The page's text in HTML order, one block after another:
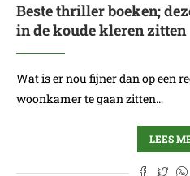
Beste thriller boeken;
in de koude kleren zitten
Wat is er nou fijner dan op een
woonkamer te gaan zitten…
LEES